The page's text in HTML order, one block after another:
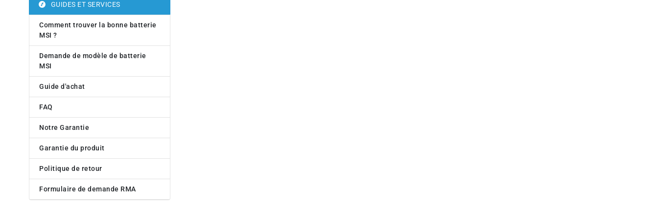
GUIDES ET SERVICES
Comment trouver la bonne batterie
MSI ?
Demande de modèle de batterie
MSI
Guide d'achat
FAQ
Notre Garantie
Garantie du produit
Politique de retour
Formulaire de demande RMA